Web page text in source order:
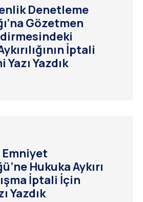
Denetleme
Gözetmen
İptali
Yazdık
Hukuka Aykırı
İptali İçin
Yazdık